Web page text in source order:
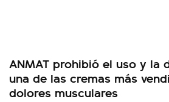
ANMAT prohibió el uso y la
una de las cremas más
dolores musculares